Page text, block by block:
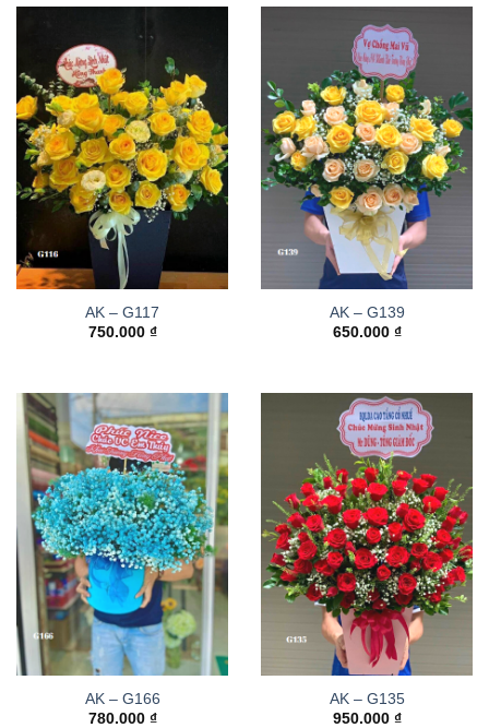
AK – G117
750.000 ₫
AK – G139
650.000 ₫
AK – G166
780.000 ₫
AK – G135
950.000 ₫